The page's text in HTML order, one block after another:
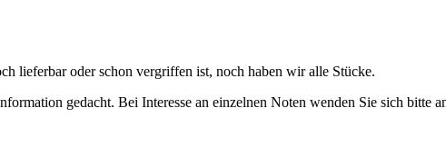
lieferbar oder schon vergriffen ist, noch haben wir alle Stücke.
gedacht. Bei Interesse an einzelnen Noten wenden Sie sich bitte